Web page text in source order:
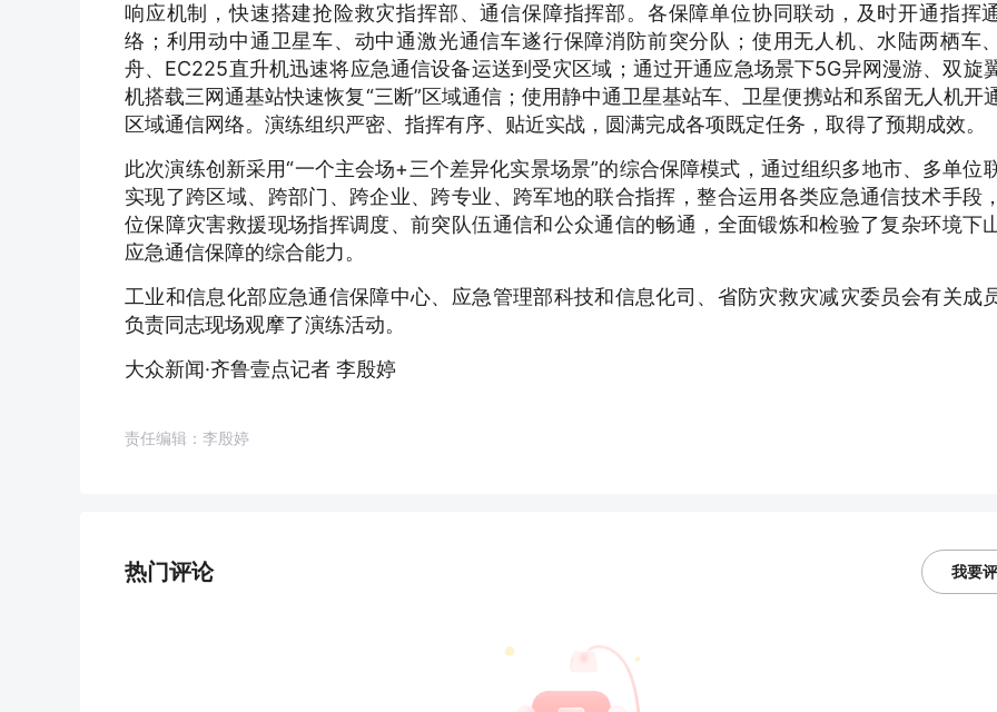
响应机制，快速搭建抢险救灾指挥部、通信保障指挥部。各保障单位协同联动，及时开通指挥
络；利用动中通卫星车、动中通激光通信车遂行保障消防前突分队；使用无人机、水陆两栖车
舟、EC225直升机迅速将应急通信设备运送到受灾区域；通过开通应急场景下5G异网漫游、双旋
机搭载三网通基站快速恢复“三断”区域通信；使用静中通卫星基站车、卫星便携站和系留无人机开
区域通信网络。演练组织严密、指挥有序、贴近实战，圆满完成各项既定任务，取得了预期成效。
此次演练创新采用“一个主会场+三个差异化实景场景”的综合保障模式，通过组织多地市、多单位
实现了跨区域、跨部门、跨企业、跨专业、跨军地的联合指挥，整合运用各类应急通信技术手段
位保障灾害救援现场指挥调度、前突队伍通信和公众通信的畅通，全面锻炼和检验了复杂环境下
应急通信保障的综合能力。
工业和信息化部应急通信保障中心、应急管理部科技和信息化司、省防灾救灾减灾委员会有关成
负责同志现场观摩了演练活动。
大众新闻·齐鲁壹点记者 李殷婷
责任编辑：李殷婷
热门评论 我要